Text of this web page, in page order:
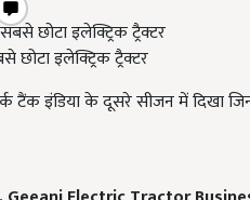
छोटा इलेक्ट्रिक ट्रैक्टर
टैंक इंडिया के दूसरे सीजन में दिखा